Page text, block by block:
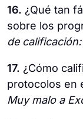
16. ¿Qué tan
sobre los
de
17. ¿Cómo
protocolos en
Muy malo a